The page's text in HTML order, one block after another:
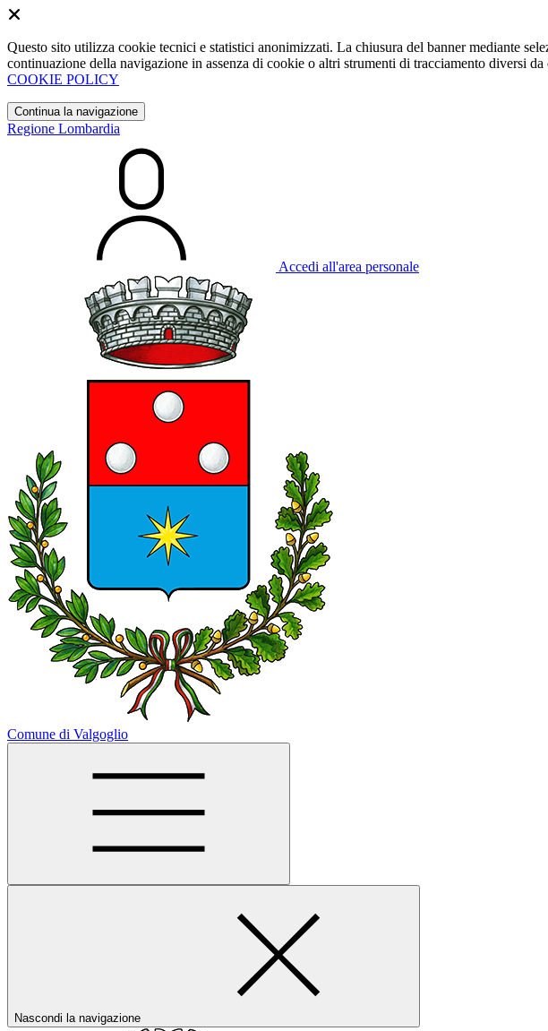
Questo sito utilizza cookie tecnici e statistici anonimizzati. La chiusura del banner mediante
continuazione della navigazione in assenza di cookie o altri strumenti di tracciamento diversi
COOKIE POLICY
Continua la navigazione
Regione Lombardia
Accedi all'area personale
Comune di Valgoglio
Nascondi la navigazione